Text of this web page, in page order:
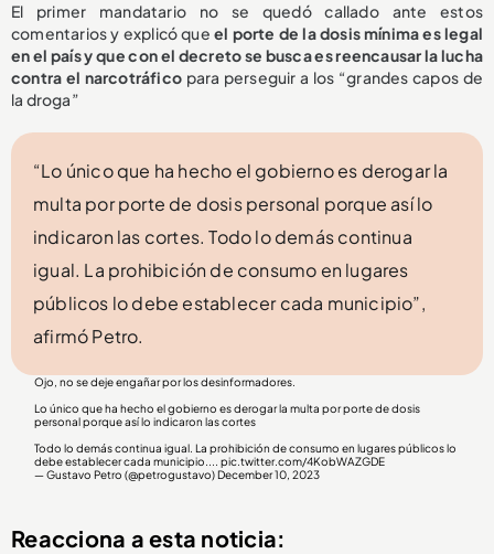
El primer mandatario no se quedó callado ante estos
comentarios y explicó queel porte de la dosis mínima es legal
en el país y que con el decreto se busca es reencausar la lucha
contra el narcotráfico para perseguir a los “grandes capos de
la droga”
“Lo único que ha hecho el gobierno es derogar la
multa por porte de dosis personal porque así lo
indicaron las cortes. Todo lo demás continua
igual. La prohibición de consumo en lugares
públicos lo debe establecer cada municipio”,
afirmó Petro.
Ojo, no se deje engañar por los desinformadores.
Lo único que ha hecho el gobierno es derogar la multa por porte de dosis
personal porque así lo indicaron las cortes
Todo lo demás continua igual. La prohibición de consumo en lugares públicos lo
debe establecer cada municipio....pic.twitter.com/4KobWAZGDE
— Gustavo Petro (@petrogustavo) December 10, 2023
Reacciona a esta noticia: